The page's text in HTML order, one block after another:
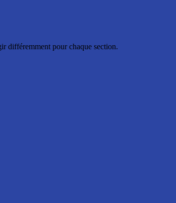
différemment pour chaque section.